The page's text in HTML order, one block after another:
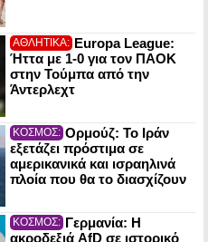
ΑΘΛΗΤΙΚΑ: Europa League:
Ήττα με 1-0 για τον ΠΑΟΚ
στην Τούμπα από την
Άντερλεχτ
ΚΟΣΜΟΣ: Ορμούζ: Το Ιράν
εξετάζει πρόστιμα σε
αμερικανικά και ισραηλινά
πλοία που θα το διασχίζουν
ΚΟΣΜΟΣ: Γερμανία: Η
ακροδεξιά AfD σε ιστορικό